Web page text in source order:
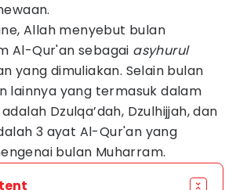
Allah menyebut bulan
Al-Qur'an sebagai asyhurul
yang dimuliakan. Selain bulan
lainnya yang termasuk dalam
Dzulqa’dah, Dzulhijjah, dan
3 ayat Al-Qur'an yang
bulan Muharram.